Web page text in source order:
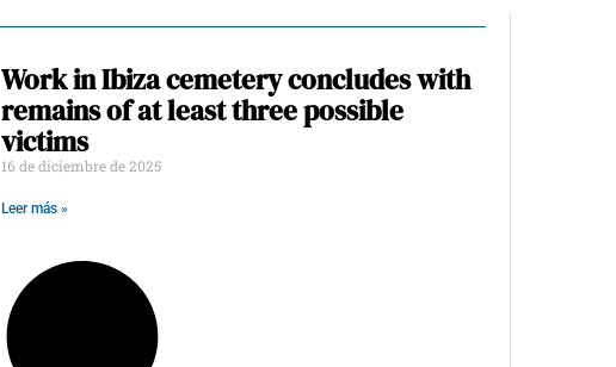
Work in Ibiza cemetery concludes with
remains of at least three possible
victims
16 de diciembre de 2025
Leer más »